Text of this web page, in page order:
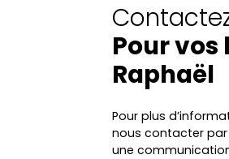
Pour
Raphaël
Pour plus
nous contacter par
une